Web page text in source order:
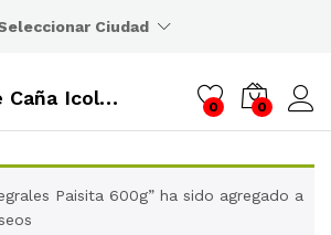
Ciudad
Galletas de Caña Icolpan 600g 0 0
Paisita 600g” ha sido agregado a